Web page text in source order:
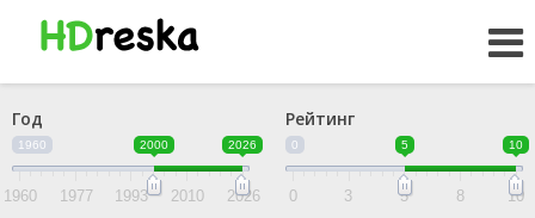
Год
1960 2000 2026
1960 1977 1993 2010 2026
Рейтинг
0 5 10
0 3 5 8 10